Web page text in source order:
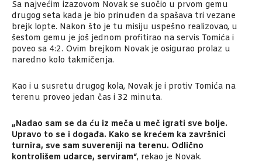
Sa najvećim izazovom Novak se suočio u prvom gemu
drugog seta kada je bio prinuđen da spašava tri vezane
brejk lopte. Nakon što je tu misiju uspešno realizovao, u
šestom gemu je još jednom profitirao na servis Tomića i
poveo sa 4:2. Ovim brejkom Novak je osigurao prolaz u
naredno kolo takmičenja.
Kao i u susretu drugog kola, Novak je i protiv Tomića na
terenu proveo jedan čas i 32 minuta.
„Nadao sam se da ću iz meča u meč igrati sve bolje.
Upravo to se i događa. Kako se krećem ka završnici
turnira, sve sam suvereniji na terenu. Odlično
kontrolišem udarce, serviram“, rekao je Novak.